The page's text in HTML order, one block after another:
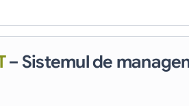
– Sistemul de